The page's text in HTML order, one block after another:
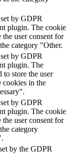
by GDPR
plugin. The cookie
the user consent for
category "Other.
by GDPR
plugin. The
to store the user
cookies in the
by GDPR
plugin. The cookie
the user consent for
category
by the GDPR